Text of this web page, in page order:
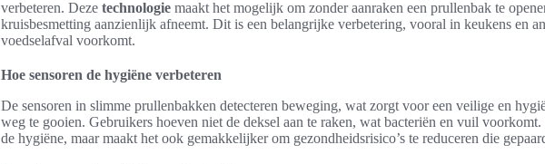
verbeteren. Deze technologie maakt het mogelijk om zonder aanraken een prullenbak te
kruisbesmetting aanzienlijk afneemt. Dit is een belangrijke verbetering, vooral in keukens en
voedselafval voorkomt.
Hoe sensoren de hygiëne verbeteren
De sensoren in slimme prullenbakken detecteren beweging, wat zorgt voor een veilige en
weg te gooien. Gebruikers hoeven niet de deksel aan te raken, wat bacteriën en vuil
de hygiëne, maar maakt het ook gemakkelijker om gezondheidsrisico’s te reduceren die